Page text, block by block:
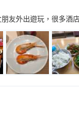
友外出遊玩，很多酒